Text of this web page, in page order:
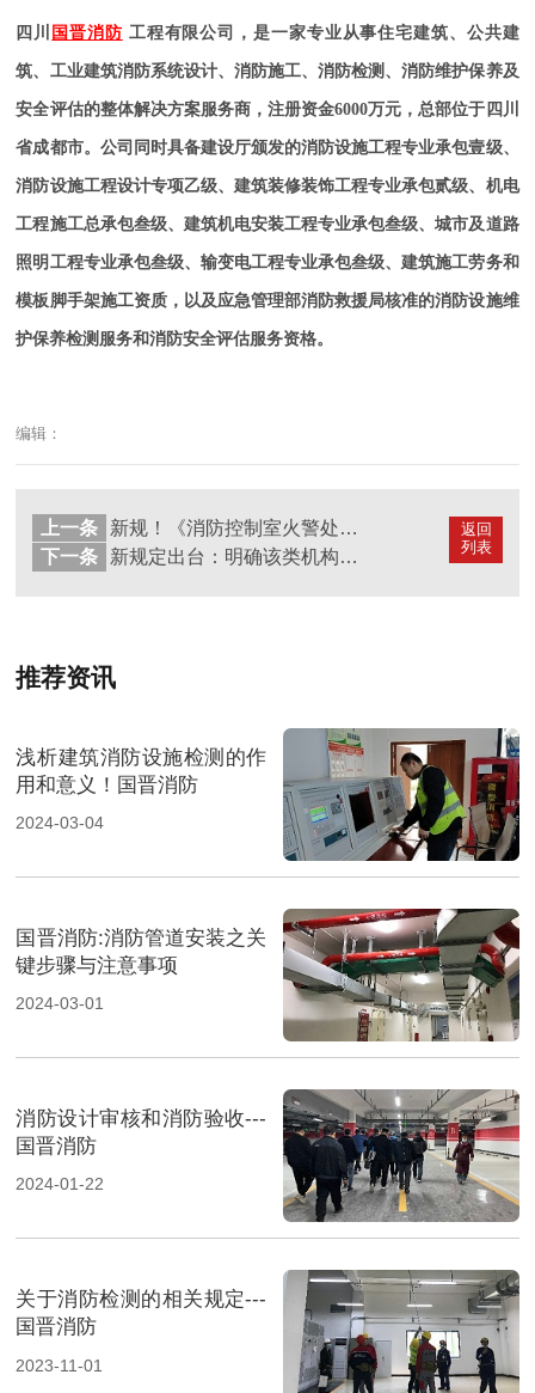
四川 国晋消防 工程有限公司，是一家专业从事住宅建筑、公共建
筑、工业建筑消防系统设计、消防施工、消防检测、消防维护保养及
安全评估的整体解决方案服务商，注册资金6000万元，总部位于四川
省成都市。公司同时具备建设厅颁发的消防设施工程专业承包壹级、
消防设施工程设计专项乙级、建筑装修装饰工程专业承包贰级、机电
工程施工总承包叁级、建筑机电安装工程专业承包叁级、城市及道路
照明工程专业承包叁级、输变电工程专业承包叁级、建筑施工劳务和
模板脚手架施工资质，以及应急管理部消防救援局核准的消防设施维
护保养检测服务和消防安全评估服务资格。
编辑：
返回
列表
上一条
新规！《消防控制室火警处置规范》2023年10月1日起实施
下一条
新规定出台：明确该类机构应实行24小时值班制度
推荐资讯
浅析建筑消防设施检测的作
用和意义！国晋消防
2024-03-04
国晋消防:消防管道安装之关
键步骤与注意事项
2024-03-01
消防设计审核和消防验收---
国晋消防
2024-01-22
关于消防检测的相关规定---
国晋消防
2023-11-01